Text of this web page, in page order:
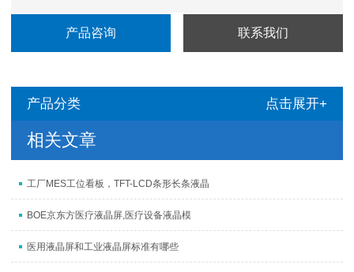
支持!...
产品咨询 联系我们
产品分类 点击展开+
相关文章
工厂MES工位看板，TFT-LCD条形长条液晶
BOE京东方医疗液晶屏,医疗设备液晶模
医用液晶屏和工业液晶屏标准有哪些